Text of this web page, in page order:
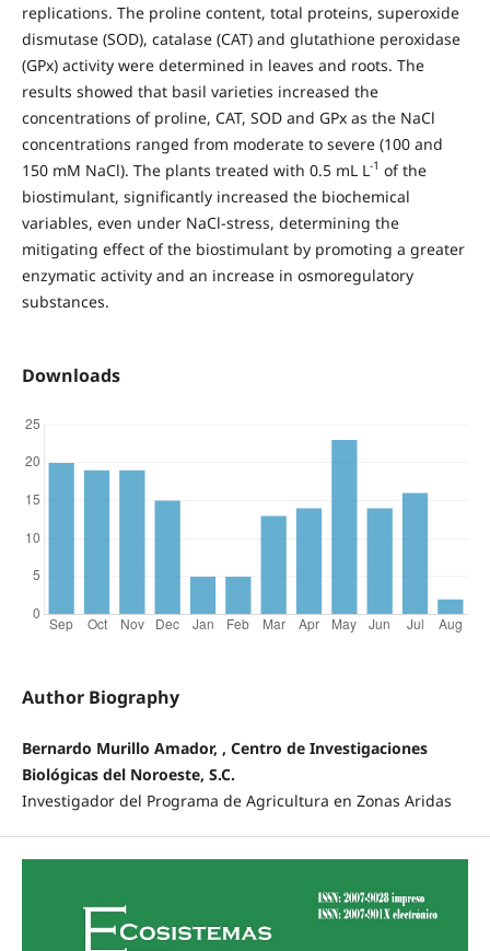
replications. The proline content, total proteins, superoxide
dismutase (SOD), catalase (CAT) and glutathione peroxidase
(GPx) activity were determined in leaves and roots. The
results showed that basil varieties increased the
concentrations of proline, CAT, SOD and GPx as the NaCl
concentrations ranged from moderate to severe (100 and
150 mM NaCl). The plants treated with 0.5 mL L-1 of the
biostimulant, significantly increased the biochemical
variables, even under NaCl-stress, determining the
mitigating effect of the biostimulant by promoting a greater
enzymatic activity and an increase in osmoregulatory
substances.
Downloads
Author Biography
Bernardo Murillo Amador, , Centro de Investigaciones
Biológicas del Noroeste, S.C.
Investigador del Programa de Agricultura en Zonas Aridas